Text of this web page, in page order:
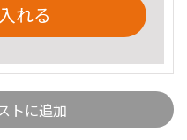
れる
トに追加